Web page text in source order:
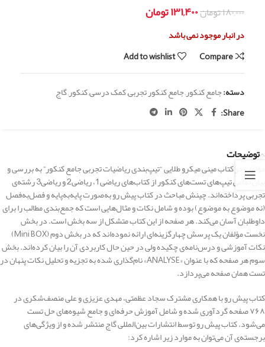
۱۸۰,۰۰۰تومان۱۳۱,۴۰۰تومان
در انبار موجود نمی باشد
Compare
Add to wishlist
دسته:جامع کنکور,جامع کنکور تجربی,کمک درسی,کنکور,گاج
Share:
توضیحات
مؤلفان در کتاب مینی میکرو طلایی “تیپ‌بندی ریاضیات تجربی جامع کنکور” به بررسی و
بیان تمامی تیپ‌های تست‌های کنکور از کتاب‌های ریاضی1، ریاضی2 و ریاضی3 رشته‌ی
تجربی پرداخته‌اند. چینش مباحث در کتاب پیش رو به‌صورت پایه‌به‌پایه و فصل‌به‌فصل
(نه موضوع به موضوع) بوده و شامل نکات و مثال‌هایی است که جمع‌بندی مطالب را برای
داوطلبان آسان می‌کند. هر صفحه از این کتاب متشکل از سه بخش است. در بخش
نخست مؤلفان یک پرسش چهارگزینه‌ای ارائه نموده‌اند که در بخش دوم (Mini BOX)
نکات آموزشی و درس‌نامه‌ی چکیده ولی در حین حال کاربردی آن را بیان کرده‌اند. بخش
سوم هر صفحه که با عنوان «ANALYSE» نام‌گذاری شده به تجزیه ‌و تحلیل نکات پنهان در
تست همان صفحه می‌پردازد.
کتاب پیش رو با همکاری مشترک سجاد عظمتی، مهدی عزیزی و علی منصف‌شکری در
۷۶۸ صفحه گردآوری شده و شامل آموزش حرفه‌ای و جامع شیوه‌های حل تست
می‌شود. کتاب پیش رو توسط انتشارات بین‌المللی گاج منتشر شده و از ویژگی‌های
برجسته‌ی آن می‌توان به موارد زیر اشاره کرد: